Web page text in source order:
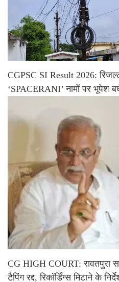
CGPSC SI Result 2026:
‘SPACERANI’ नामों पर भूपेश
CG HIGH COURT: रावतपुरा
टैपिंग रद्द, रिकॉर्डिंग्स मिटाने के